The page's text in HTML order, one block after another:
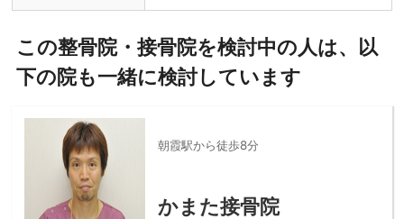
この整骨院・接骨院を検討中の人は、以
下の院も一緒に検討しています
朝霞駅から徒歩8分
かまた接骨院